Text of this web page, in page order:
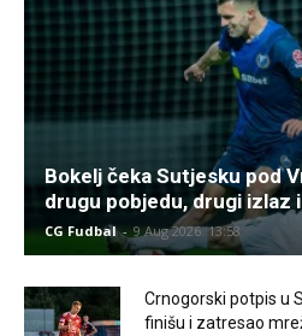
Bokelj čeka Sutjesku pod
drugu pobjedu, drugi izlaz
CG Fudbal - 9 Aug 2026. 13:58
Crnogorski potpis u
finišu i zatresao